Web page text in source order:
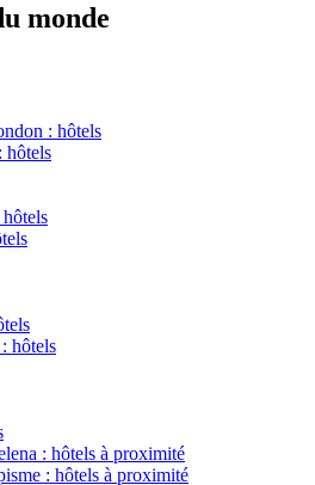
monde
: hôtels
hôtels
hôtels
: hôtels à proximité
: hôtels à proximité